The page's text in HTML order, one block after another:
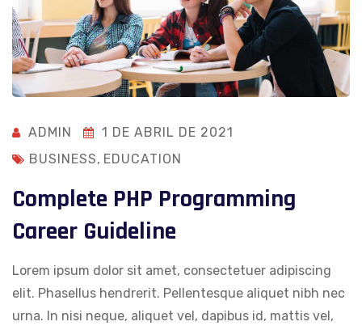
ADMIN
1 DE ABRIL DE 2021
BUSINESS, EDUCATION
Complete PHP Programming
Career Guideline
Lorem ipsum dolor sit amet, consectetuer adipiscing
elit. Phasellus hendrerit. Pellentesque aliquet nibh nec
urna. In nisi neque, aliquet vel, dapibus id, mattis vel,